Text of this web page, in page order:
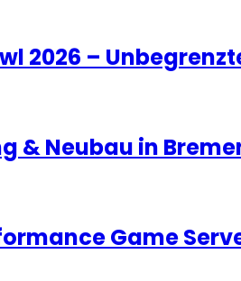
2026 –
& Neubau in
Game